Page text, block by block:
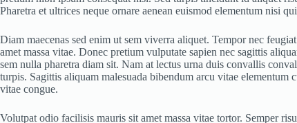
Pharetra et ultrices neque ornare aenean euismod elementum nisi
Diam maecenas sed enim ut sem viverra aliquet. Tempor nec
amet massa vitae. Donec pretium vulputate sapien nec sagittis
sem nulla pharetra diam sit. Nam at lectus urna duis convallis
turpis. Sagittis aliquam malesuada bibendum arcu vitae
vitae congue.
Volutpat odio facilisis mauris sit amet massa vitae tortor. Semper